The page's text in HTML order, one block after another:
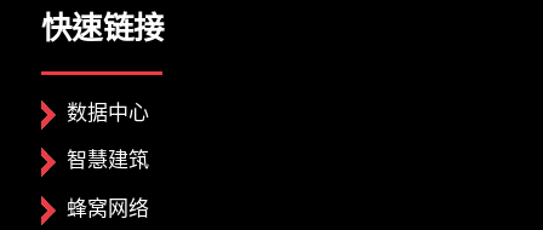
快速链接
数据中心
智慧建筑
蜂窝网络